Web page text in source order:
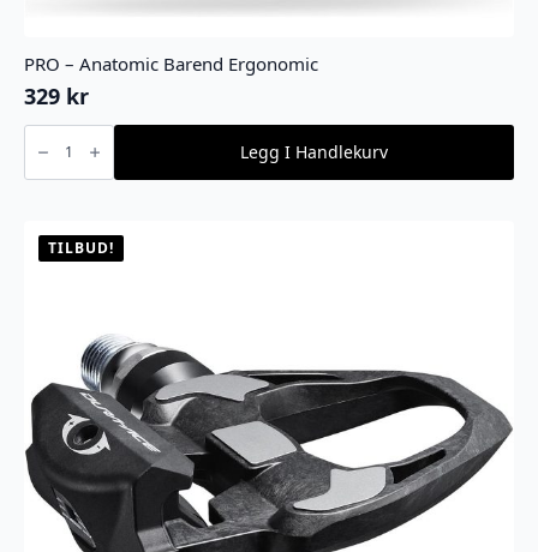
PRO – Anatomic Barend Ergonomic
329 kr
PRO
Anatomic
Barend
Legg I Handlekurv
TILBUD!